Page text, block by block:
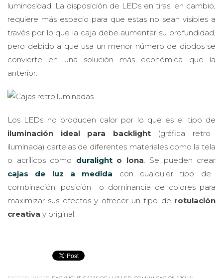
luminosidad. La disposición de LEDs en tiras, en cambio,
requiere más espacio para que estas no sean visibles a
través por lo que la caja debe aumentar su profundidad,
pero debido a que usa un menor número de diodos se
convierte en una solución más económica que la
anterior.
Los LEDs no producen calor por lo que es el tipo de
iluminación ideal para backlight(gráfica retro
iluminada) cartelas de diferentes materiales como la tela
o acrílicos como duralighto lona . Se pueden crear
cajas de luz a medida con cualquier tipo de
combinación, posición o dominancia de colores para
maximizar sus efectos y ofrecer un tipo de rotulación
creativa y original.